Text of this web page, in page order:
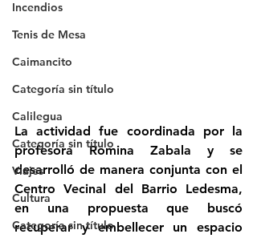
Incendios
Tenis de Mesa
Caimancito
Categoría sin título
Calilegua
Categoría sin título
Viajes
Cultura
Categoría sin título
La actividad fue coordinada por la
profesora Romina Zabala y se
Centro Vecinal del Barrio Ledesma,
en una propuesta que buscó
recuperar y embellecer un espacio